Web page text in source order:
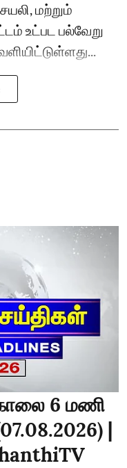
மற்றும்
உட்பட பல்வேறு
6 மணி
|